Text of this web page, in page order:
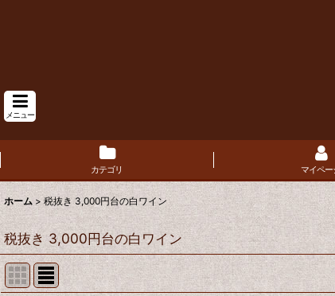
メニュー
カテゴリ マイペー
ホーム > 税抜き 3,000円台の白ワイン
税抜き 3,000円台の白ワイン